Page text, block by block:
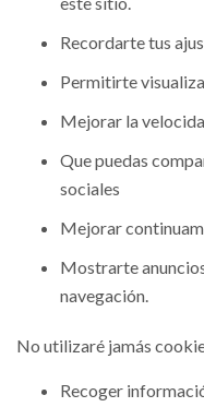
Recordarte tus
Permitirte
Mejorar la
Que puedas
sociales
Mejorar
Mostrarte
navegación.
No utilizaré jamás
Recoger